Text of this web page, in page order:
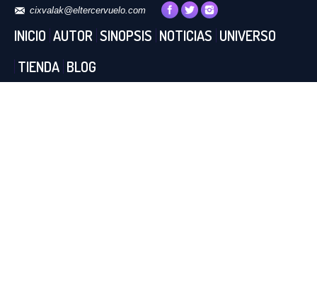
cixvalak@eltercervuelo.com
INICIO AUTOR SINOPSIS NOTICIAS UNIVERSO
TIENDA BLOG